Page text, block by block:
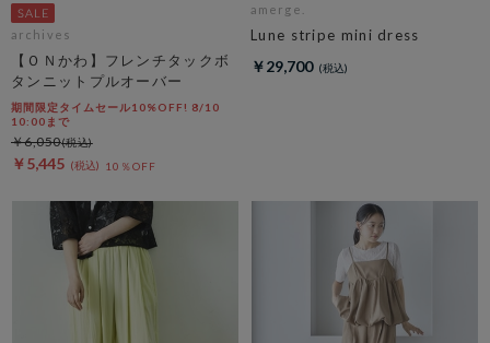
archives
【ＯＮかわ】フレンチタックボ
タンニットプルオーバー
期間限定タイムセール10%OFF! 8/10
10:00まで
￥5,445 10％OFF
￥6,050
amerge.
Lune stripe mini dress
￥29,700